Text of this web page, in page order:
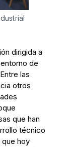
dirigida a
de
las
otros
que han
técnico
que hoy